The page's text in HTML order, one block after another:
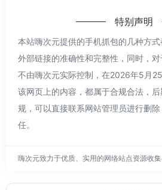
特别声明
本站嗨次元提供的手机抓包的几种方
外部链接的准确性和完整性，同时，对
不由嗨次元实际控制，在2026年5月
该网页上的内容，都属于合规合法，
规，可以直接联系网站管理员进行删
任。
嗨次元致力于优质、实用的网络站点资源收集